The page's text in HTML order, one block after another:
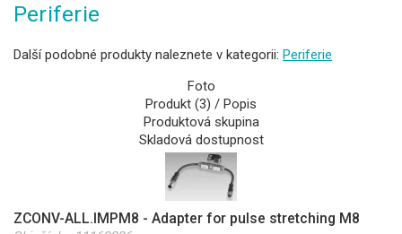
Periferie
Další podobné produkty naleznete v kategorii: Periferie
Foto
Produkt (3) / Popis
Produktová skupina
Skladová dostupnost
ZCONV-ALL.IMPM8 - Adapter for pulse stretching M8